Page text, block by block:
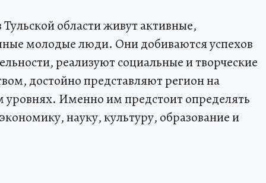
области живут активные,
молодые люди. Они добиваются успехов
реализуют социальные и творческие
достойно представляют регион на
Именно им предстоит определять
науку, культуру, образование и